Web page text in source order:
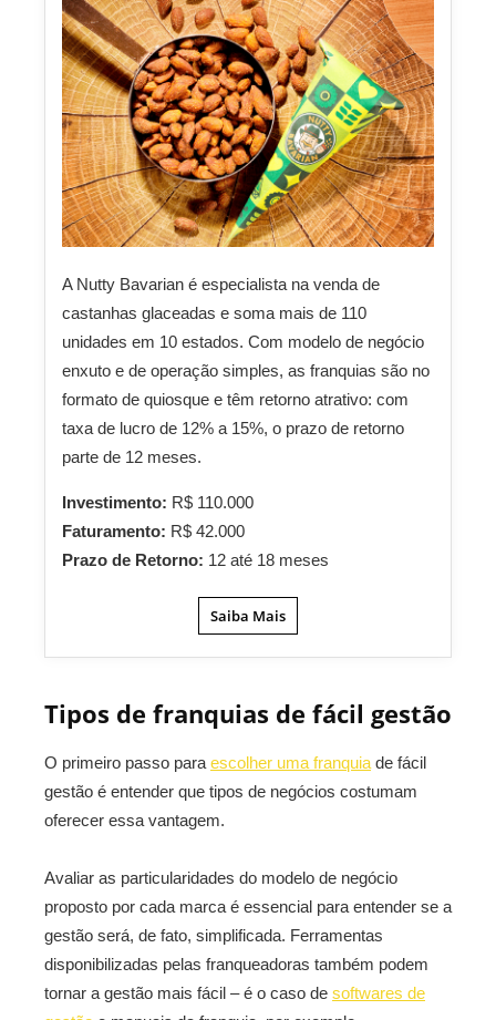
A Nutty Bavarian é especialista na venda de
castanhas glaceadas e soma mais de 110
unidades em 10 estados. Com modelo de negócio
enxuto e de operação simples, as franquias são no
formato de quiosque e têm retorno atrativo: com
taxa de lucro de 12% a 15%, o prazo de retorno
parte de 12 meses.
Investimento: R$ 110.000
Faturamento: R$ 42.000
Prazo de Retorno: 12 até 18 meses
Saiba Mais
Tipos de franquias de fácil gestão
O primeiro passo para escolher uma franquia de fácil
gestão é entender que tipos de negócios costumam
oferecer essa vantagem.
Avaliar as particularidades do modelo de negócio
proposto por cada marca é essencial para entender se a
gestão será, de fato, simplificada. Ferramentas
disponibilizadas pelas franqueadoras também podem
tornar a gestão mais fácil – é o caso de softwares de